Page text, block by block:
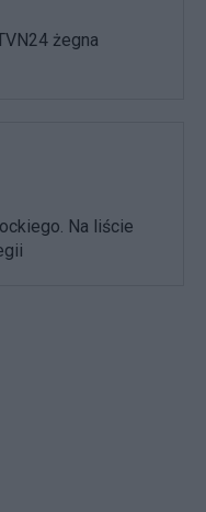
żegna
Na liście